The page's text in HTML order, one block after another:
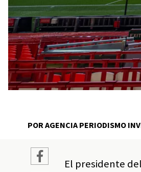
POR AGENCIA PERIODISMO
El presidente